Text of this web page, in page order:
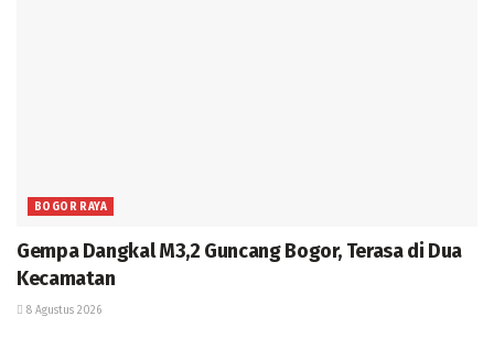
BOGOR RAYA
Gempa Dangkal M3,2 Guncang Bogor, Terasa di Dua
Kecamatan
8 Agustus 2026